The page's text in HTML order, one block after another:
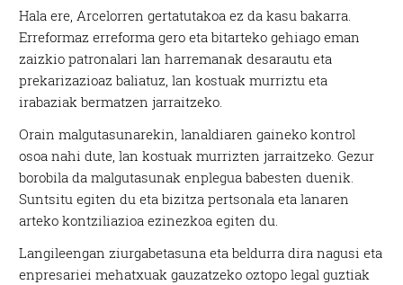
Hala ere, Arcelorren gertatutakoa ez da kasu bakarra.
Erreformaz erreforma gero eta bitarteko gehiago eman
zaizkio patronalari lan harremanak desarautu eta
prekarizazioaz baliatuz, lan kostuak murriztu eta
irabaziak bermatzen jarraitzeko.
Orain malgutasunarekin, lanaldiaren gaineko kontrol
osoa nahi dute, lan kostuak murrizten jarraitzeko. Gezur
borobila da malgutasunak enplegua babesten duenik.
Suntsitu egiten du eta bizitza pertsonala eta lanaren
arteko kontziliazioa ezinezkoa egiten du.
Langileengan ziurgabetasuna eta beldurra dira nagusi eta
enpresariei mehatxuak gauzatzeko oztopo legal guztiak